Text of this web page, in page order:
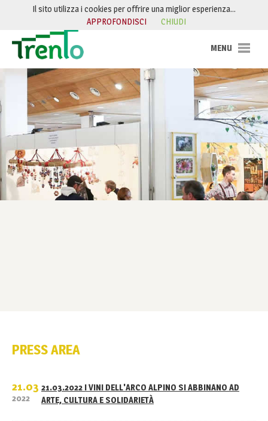
Salta al contenuto
PRESS AREA
21.03
2022
21.03.2022 I VINI DELL'ARCO ALPINO SI ABBINANO AD
ARTE, CULTURA E SOLIDARIETÀ
Il sito utilizza i cookies per offrire una miglior esperienza…
APPROFONDISCI
CHIUDI